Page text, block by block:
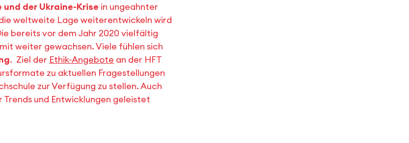
und der Ukraine-Krise in ungeahnter
weltweite Lage weiterentwickeln wird
bereits vor dem Jahr 2020 vielfältig
weiter gewachsen. Viele fühlen sich
. Ziel der Ethik-Angebote an der HFT
zu aktuellen Fragestellungen
zur Verfügung zu stellen. Auch
und Entwicklungen geleistet